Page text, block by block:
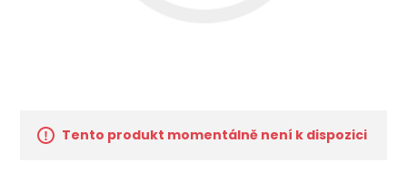
Tento produkt momentálně není k dispozici